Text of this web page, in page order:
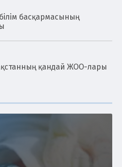
басқармасының
қандай ЖОО-лары